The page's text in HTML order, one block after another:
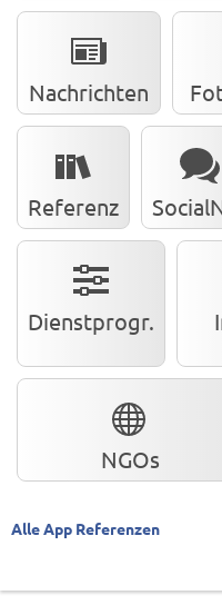
Nachrichten
Referenz
Dienstprogr.
NGOs
Alle App Referenzen